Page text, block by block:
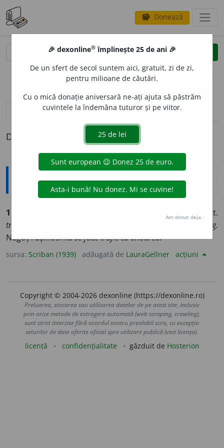
savings Donează
clear
opțiuni
definiții (1) pronunțievolume_up (50)
Definiția cu ID-ul 725200:
Explicative DEX
1) *tráfic
d. it.
tráffico
trafic de cereale. Fig.
Negoț rușinos:nu se face trafic cu onoarea!
sursa: Scriban (1939) adăugată de LauraGellner acțiuni
Copyright © 2004-2026 dexonline (https://dexonline.ro)
Preluarea, stocarea sau utilizarea datelor de pe acest site, inclusiv
prin orice metode de extragere automată (web scraping, crawling),
sunt strict interzise fără acordul nostru prealabil scris, cu excepția
seturilor de date oferite oficial spre utilizare publică (vezi licența).
licență confidențialitate găzduit de Hosterion
🎉 dexonline® împlinește 25 de ani 🎉
De un sfert de secol suntem aici, gratuit, zi de zi,
pentru milioane de căutări.
Cu o mică donație aniversară ne-ați ajuta să păstrăm
cuvintele la îndemâna tuturor și pe viitor.
Am donat deja.